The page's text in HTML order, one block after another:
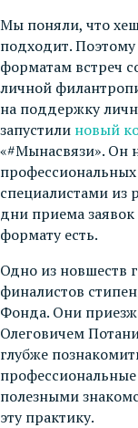
Мы поняли, что
подходит.
форматам встреч
личной
на поддержку
запустили новый
«#Мынасвязи». Он
специалистами из
дни приема заявок
формату есть.
Одно из новшеств
финалистов
Фонда. Они
Олеговичем
глубже
полезными
эту практику.